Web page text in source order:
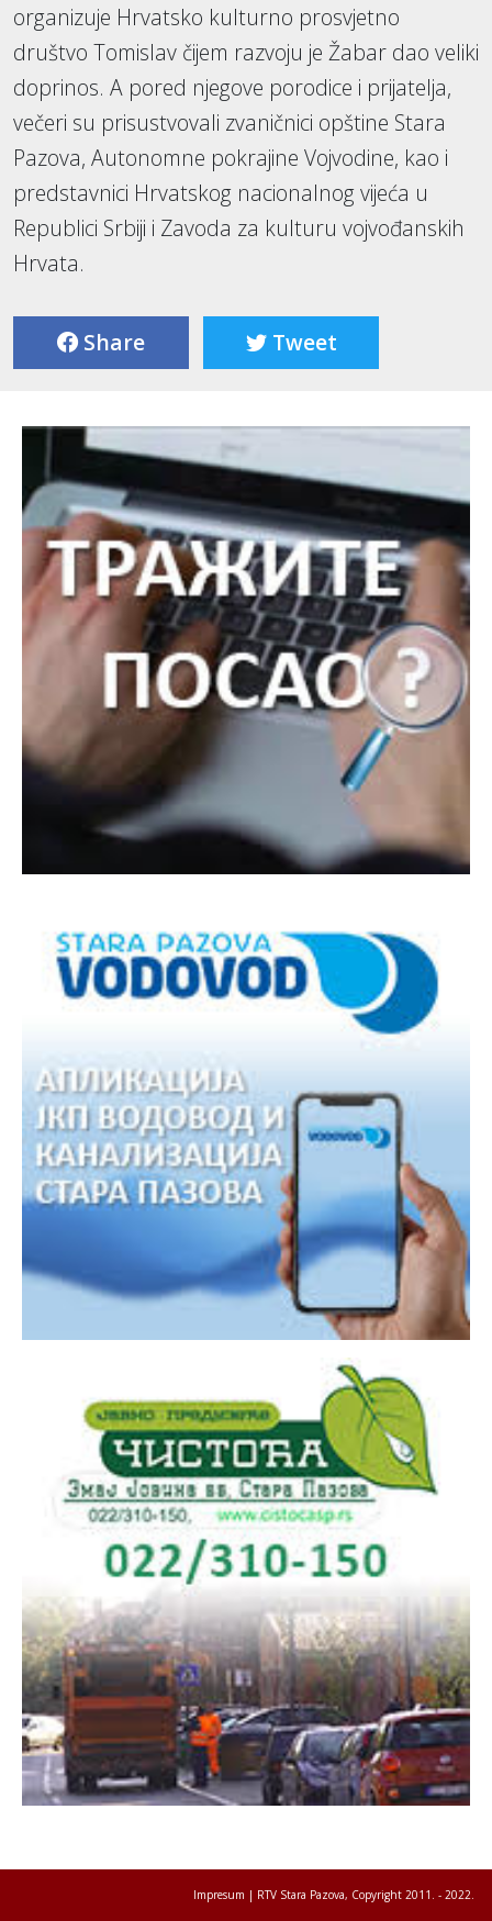
organizuje Hrvatsko kulturno prosvjetno
društvo Tomislav čijem razvoju je Žabar dao veliki
doprinos. A pored njegove porodice i prijatelja,
večeri su prisustvovali zvaničnici opštine Stara
Pazova, Autonomne pokrajine Vojvodine, kao i
predstavnici Hrvatskog nacionalnog vijeća u
Republici Srbiji i Zavoda za kulturu vojvođanskih
Hrvata.
Share Tweet
Impresum | RTV Stara Pazova, Copyright 2011. - 2022.